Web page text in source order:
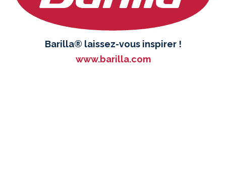
Barilla® laissez-vous inspirer !
www.barilla.com